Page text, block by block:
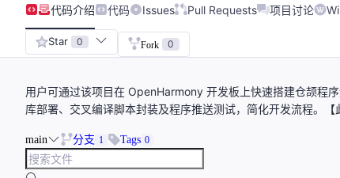
代码介绍 代码 Issues Pull Requests 项目讨论
Star 0 Fork 0
用户可通过该项目在 OpenHarmony 开发板上快速搭建仓颉程
库部署、交叉编译脚本封装及程序推送测试，简化开发流程。【
main 分支 1 Tags 0